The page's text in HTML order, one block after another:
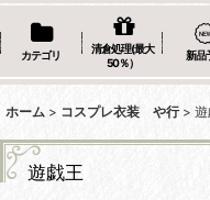
カテゴリ
清倉処理(最大
50％）
新品
ホーム > コスプレ衣装 や行 > 遊
遊戯王